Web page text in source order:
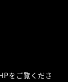
をご覧くださ